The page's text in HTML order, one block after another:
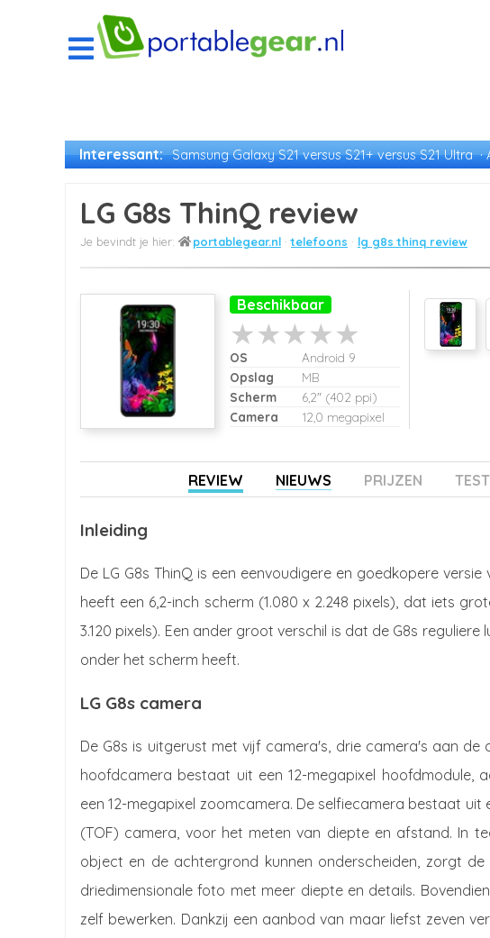
Interessant: Samsung Galaxy S21 versus S21+ versus S21 Ultra
LG G8s ThinQ review
portablegear.nl telefoons lg g8s thinq review
Beschikbaar
OS
Android 9
Opslag
MB
Scherm
6,2" (402 ppi)
Camera
12,0 megapixel
REVIEW NIEUWS PRIJZEN
Inleiding
De LG G8s ThinQ is een eenvoudigere en goedkopere
heeft een 6,2-inch scherm (1.080 x 2.248 pixels), dat iets
3.120 pixels). Een ander groot verschil is dat de G8s
onder het scherm heeft.
LG G8s camera
De G8s is uitgerust met vijf camera's, drie camera's aan
hoofdcamera bestaat uit een 12-megapixel hoofdmodule,
een 12-megapixel zoomcamera. De selfiecamera bestaat
(TOF) camera, voor het meten van diepte en afstand. In
object en de achtergrond kunnen onderscheiden, zorgt
driedimensionale foto met meer diepte en details.
zelf bewerken. Dankzij een aanbod van maar liefst zeven